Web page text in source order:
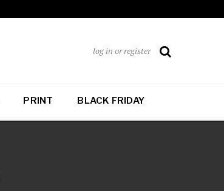
log in or register
PRINT BLACK FRIDAY